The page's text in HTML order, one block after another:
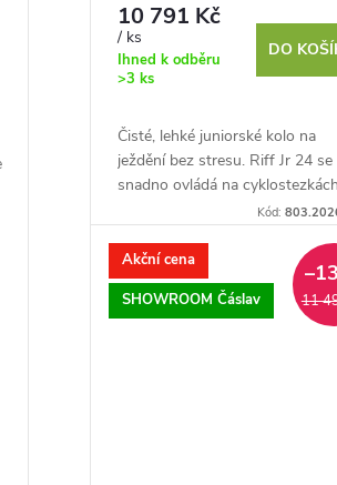
10 791 Kč
/ ks
Ihned k odběru
>3 ks
DO
Čisté, lehké juniorské kolo na
ježdění bez stresu. Riff Jr 24 se
snadno ovládá na
na šotolině díky vyladěnému
Kód:
Akční cena
SHOWROOM Čáslav
11